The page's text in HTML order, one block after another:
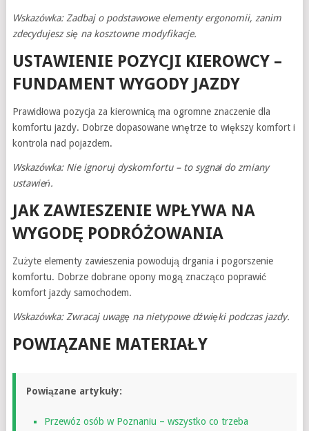
Wskazówka: Zadbaj o podstawowe elementy ergonomii, zanim
zdecydujesz się na kosztowne modyfikacje.
USTAWIENIE POZYCJI KIEROWCY –
FUNDAMENT WYGODY JAZDY
Prawidłowa pozycja za kierownicą ma ogromne znaczenie dla
komfortu jazdy. Dobrze dopasowane wnętrze to większy komfort i
kontrola nad pojazdem.
Wskazówka: Nie ignoruj dyskomfortu – to sygnał do zmiany
ustawień.
JAK ZAWIESZENIE WPŁYWA NA
WYGODĘ PODRÓŻOWANIA
Zużyte elementy zawieszenia powodują drgania i pogorszenie
komfortu. Dobrze dobrane opony mogą znacząco poprawić
komfort jazdy samochodem.
Wskazówka: Zwracaj uwagę na nietypowe dźwięki podczas jazdy.
POWIĄZANE MATERIAŁY
Powiązane artykuły:
Przewóz osób w Poznaniu – wszystko co trzeba